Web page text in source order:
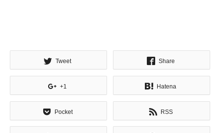
Tweet Share
+1 Hatena
Pocket RSS